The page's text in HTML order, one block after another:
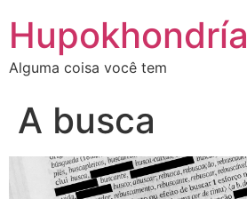
para
conteúdo
Hupokhondría
Alguma coisa você tem
A busca